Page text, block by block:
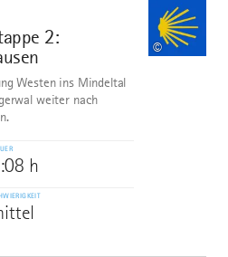
2:
©
Westen ins Mindeltal
weiter nach
h